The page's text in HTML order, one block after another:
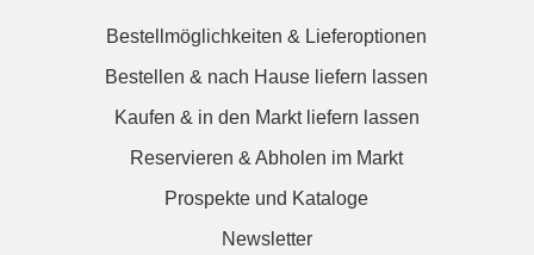
Bestellmöglichkeiten & Lieferoptionen
Bestellen & nach Hause liefern lassen
Kaufen & in den Markt liefern lassen
Reservieren & Abholen im Markt
Prospekte und Kataloge
Newsletter